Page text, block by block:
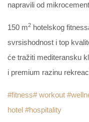
napravili od
150 m2 hotelskog
svrsishodnost i top
će tražiti mediteransku
i premium razinu
#fitness# workout
hotel #hospitality